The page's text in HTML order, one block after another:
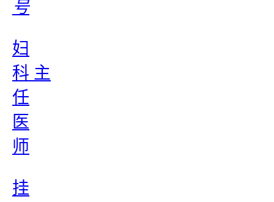
号
妇
科 主
任
医
师
挂